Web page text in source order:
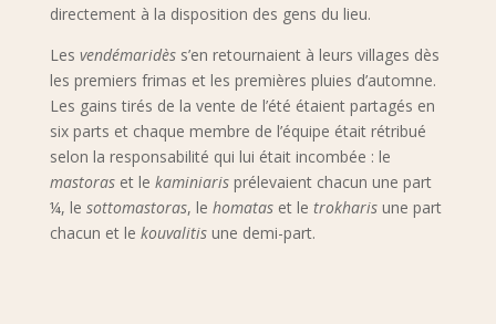
directement à la disposition des gens du lieu.
Les vendémaridèss’en retournaient à leurs villages dès
les premiers frimas et les premières pluies d’automne.
Les gains tirés de la vente de l’été étaient partagés en
six parts et chaque membre de l’équipe était rétribué
selon la responsabilité qui lui était incombée : le
mastoraset le kaminiarisprélevaient chacun une part
¼, le sottomastoras, le homatas et le trokharisune part
chacun et le kouvalitis une demi-part.